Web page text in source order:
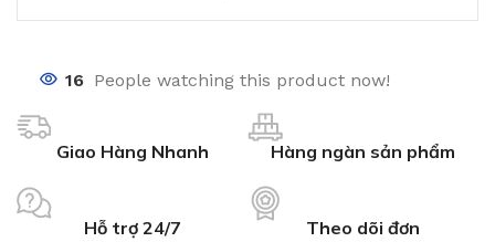
16 People watching this product now!
Giao Hàng Nhanh Hàng ngàn sản phẩm
Hỗ trợ 24/7 Theo dõi đơn